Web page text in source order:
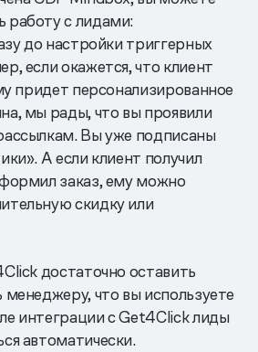
работу с лидами:
до настройки триггерных
если окажется, что клиент
придет персонализированное
мы рады, что вы проявили
Вы уже подписаны
А если клиент получил
заказ, ему можно
скидку или
достаточно оставить
менеджеру, что вы используете
интеграции с Get4Click лиды
автоматически.